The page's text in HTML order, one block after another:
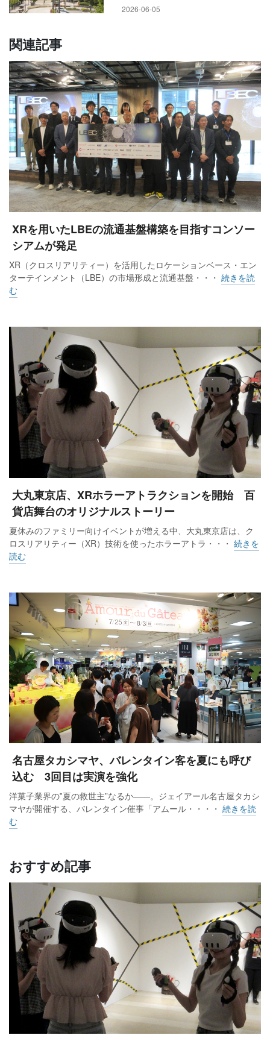
2026-06-05
関連記事
XRを用いたLBEの流通基盤構築を目指すコンソー
シアムが発足
XR（クロスリアリティー）を活用したロケーションベース・エン
ターテインメント（LBE）の市場形成と流通基盤・・・ 続きを読
む
大丸東京店、XRホラーアトラクションを開始 百
貨店舞台のオリジナルストーリー
夏休みのファミリー向けイベントが増える中、大丸東京店は、ク
ロスリアリティー（XR）技術を使ったホラーアトラ・・・ 続きを
読む
名古屋タカシマヤ、バレンタイン客を夏にも呼び
込む 3回目は実演を強化
洋菓子業界の‟夏の救世主”なるか――。ジェイアール名古屋タカシ
マヤが開催する、バレンタイン催事「アムール・・・・ 続きを読
む
おすすめ記事